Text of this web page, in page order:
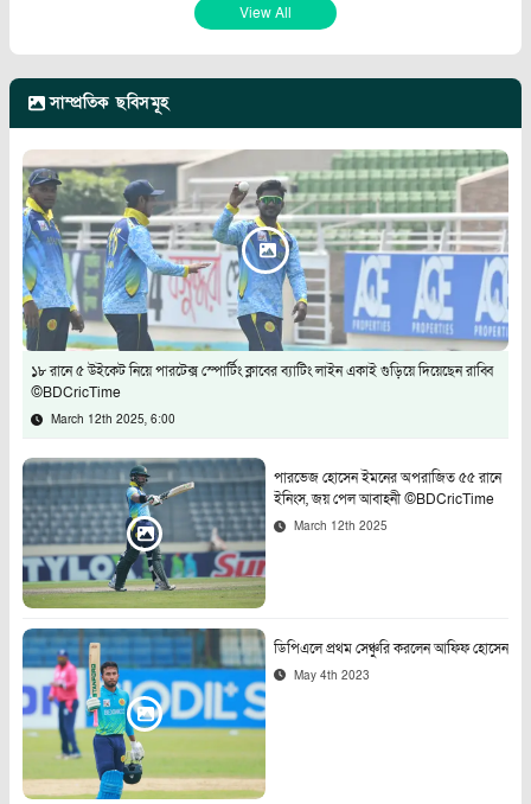
View All
সাম্প্রতিক ছবিসমূহ
১৮ রানে ৫ উইকেট নিয়ে পারটেক্স স্পোর্টিং ক্লাবের ব্যাটিং লাইন একাই গুড়িয়ে দিয়েছেন রাব্বি
©BDCricTime
March 12th 2025, 6:00
পারভেজ হোসেন ইমনের অপরাজিত ৫৫ রানে
ইনিংস, জয় পেল আবাহনী ©BDCricTime
March 12th 2025
ডিপিএলে প্রথম সেঞ্চুরি করলেন আফিফ হোসেন
May 4th 2023